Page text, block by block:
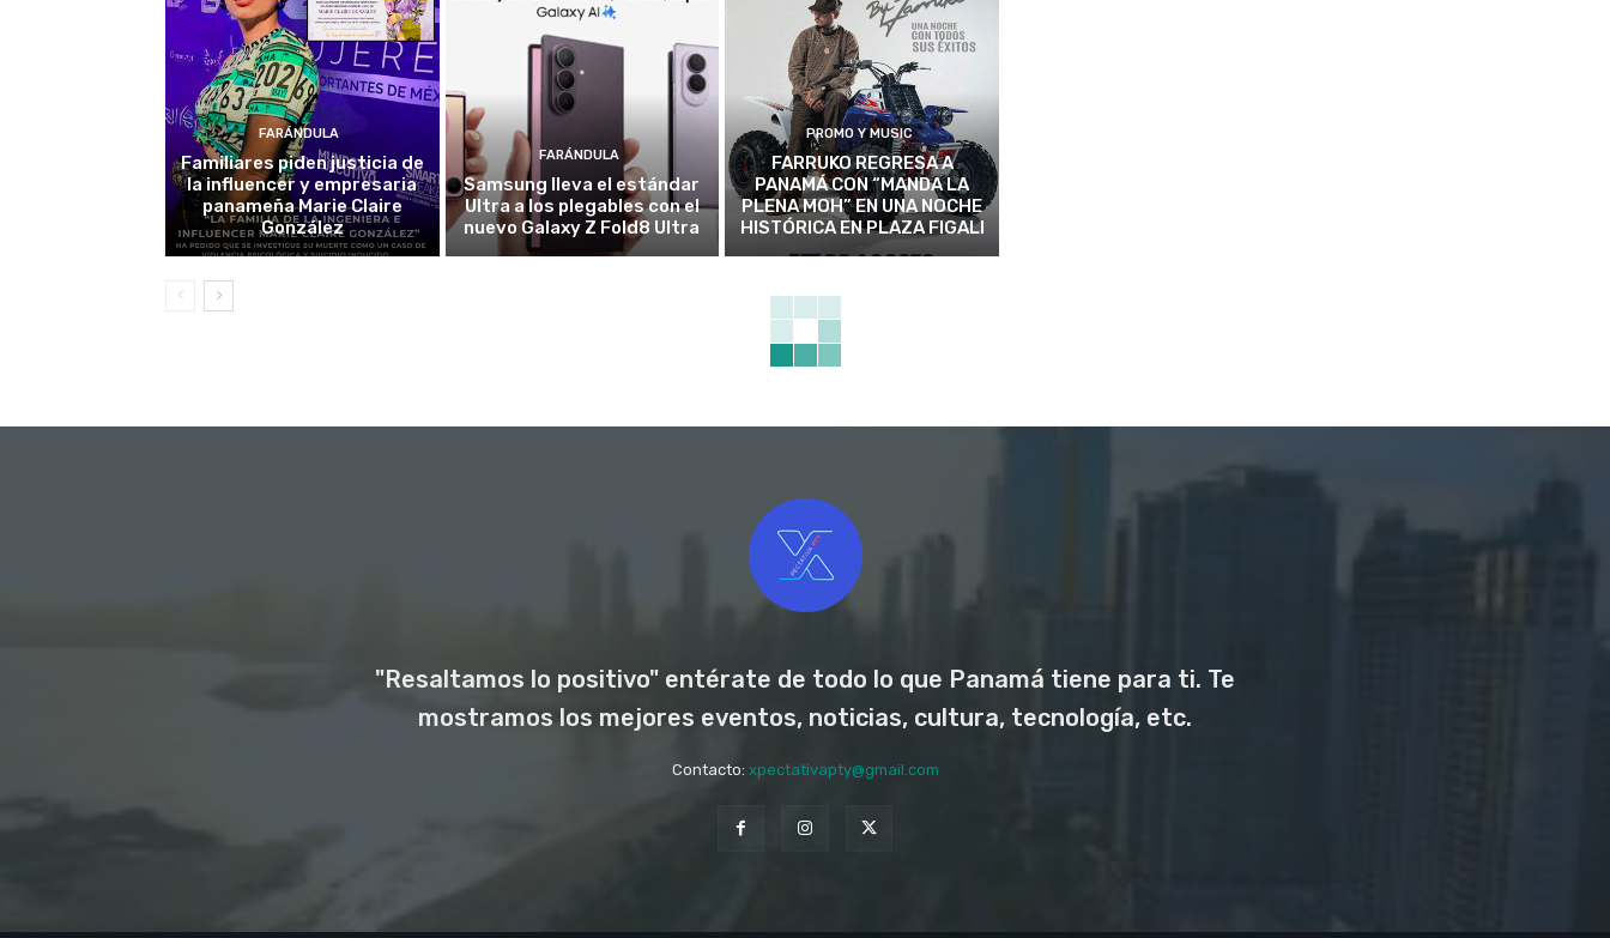
FARÁNDULA
Familiares piden justicia de
la influencer y empresaria
panameña Marie Claire
González
FARÁNDULA
Samsung lleva el estándar
Ultra a los plegables con el
nuevo Galaxy Z Fold8 Ultra
PROMO Y MUSIC
FARRUKO REGRESA A
PANAMÁ CON “MANDA LA
PLENA MOH” EN UNA NOCHE
HISTÓRICA EN PLAZA FIGALI
"Resaltamos lo positivo" entérate de todo lo que Panamá tiene para ti. Te
mostramos los mejores eventos, noticias, cultura, tecnología, etc.
Contacto: xpectativapty@gmail.com